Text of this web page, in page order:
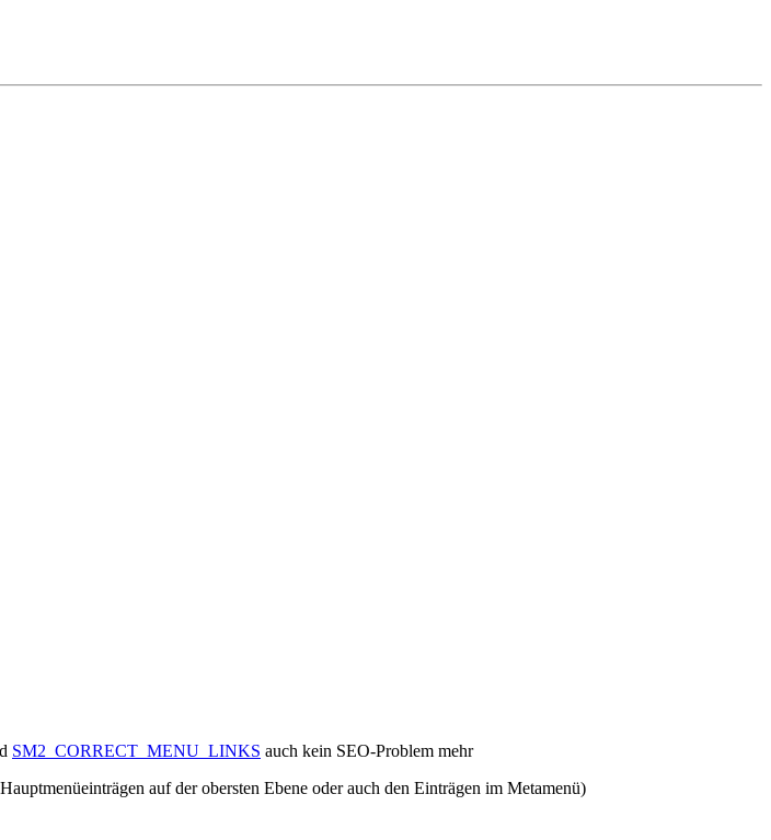
SM2_CORRECT_MENU_LINKS auch kein SEO-Problem mehr
auf der obersten Ebene oder auch den Einträgen im Metamenü)